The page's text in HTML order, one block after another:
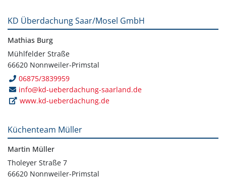
KD Überdachung Saar/Mosel GmbH
Mathias Burg
Mühlfelder Straße
66620 Nonnweiler-Primstal
06875/3839959
info@kd-ueberdachung-saarland.de
www.kd-ueberdachung.de
Küchenteam Müller
Martin Müller
Tholeyer Straße 7
66620 Nonnweiler-Primstal